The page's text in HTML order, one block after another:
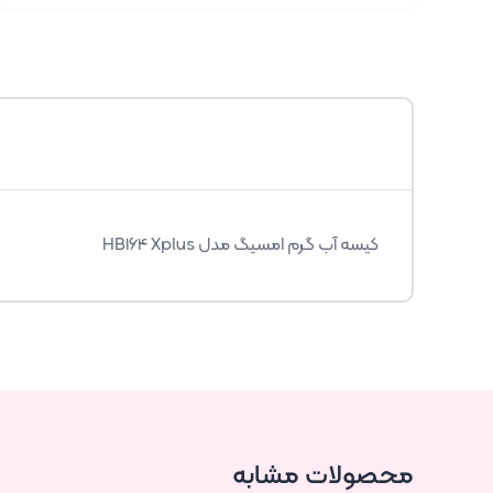
کیسه آب گرم امسیگ مدل HB164 Xplus
محصولات مشابه